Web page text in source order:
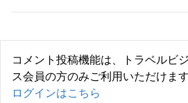
コメント投稿機能は、トラベルビ
ス会員の方のみご利用いただけます
ログインはこちら